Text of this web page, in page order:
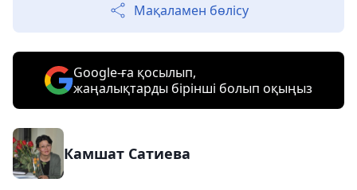
Мақаламен бөлісу
Google-ға қосылып,
жаңалықтарды бірінші болып оқыңыз
Камшат Сатиева